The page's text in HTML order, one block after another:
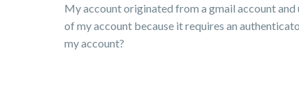
My account originated from a gmail account
of my account because it requires an
my account?